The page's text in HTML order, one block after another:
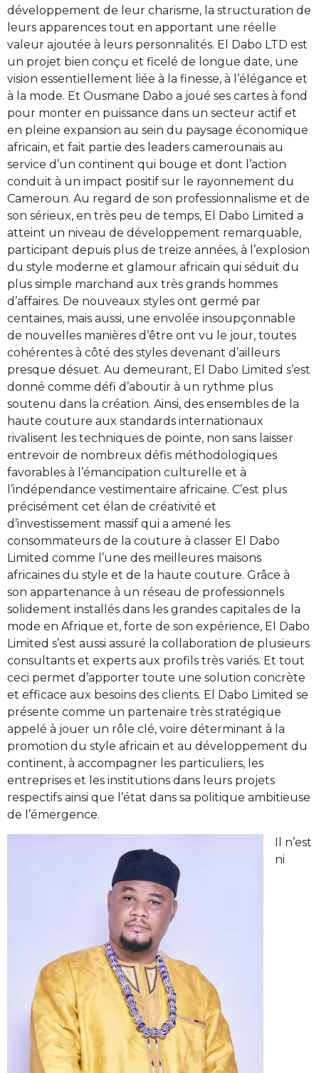
développement de leur charisme, la structuration de
leurs apparences tout en apportant une réelle
valeur ajoutée à leurs personnalités. El Dabo LTD est
un projet bien conçu et ficelé de longue date, une
vision essentiellement liée à la finesse, à l’élégance et
à la mode. Et Ousmane Dabo a joué ses cartes à fond
pour monter en puissance dans un secteur actif et
en pleine expansion au sein du paysage économique
africain, et fait partie des leaders camerounais au
service d’un continent qui bouge et dont l’action
conduit à un impact positif sur le rayonnement du
Cameroun. Au regard de son professionnalisme et de
son sérieux, en très peu de temps, El Dabo Limited a
atteint un niveau de développement remarquable,
participant depuis plus de treize années, à l’explosion
du style moderne et glamour africain qui séduit du
plus simple marchand aux très grands hommes
d’affaires. De nouveaux styles ont germé par
centaines, mais aussi, une envolée insoupçonnable
de nouvelles manières d’être ont vu le jour, toutes
cohérentes à côté des styles devenant d’ailleurs
presque désuet. Au demeurant, El Dabo Limited s’est
donné comme défi d’aboutir à un rythme plus
soutenu dans la création. Ainsi, des ensembles de la
haute couture aux standards internationaux
rivalisent les techniques de pointe, non sans laisser
entrevoir de nombreux défis méthodologiques
favorables à l’émancipation culturelle et à
l’indépendance vestimentaire africaine. C’est plus
précisément cet élan de créativité et
d’investissement massif qui a amené les
consommateurs de la couture à classer El Dabo
Limited comme l’une des meilleures maisons
africaines du style et de la haute couture. Grâce à
son appartenance à un réseau de professionnels
solidement installés dans les grandes capitales de la
mode en Afrique et, forte de son expérience, El Dabo
Limited s’est aussi assuré la collaboration de plusieurs
consultants et experts aux profils très variés. Et tout
ceci permet d’apporter toute une solution concrète
et efficace aux besoins des clients. El Dabo Limited se
présente comme un partenaire très stratégique
appelé à jouer un rôle clé, voire déterminant à la
promotion du style africain et au développement du
continent, à accompagner les particuliers, les
entreprises et les institutions dans leurs projets
respectifs ainsi que l’état dans sa politique ambitieuse
de l’émergence.
Il n’est
ni